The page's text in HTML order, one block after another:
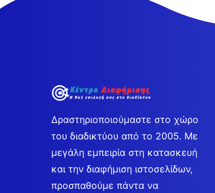
Δραστηριοποιούμαστε στο χώρο
του διαδικτύου από το 2005. Με
μεγάλη εμπειρία στη κατασκευή
και την διαφήμιση ιστοσελίδων,
προσπαθούμε πάντα να